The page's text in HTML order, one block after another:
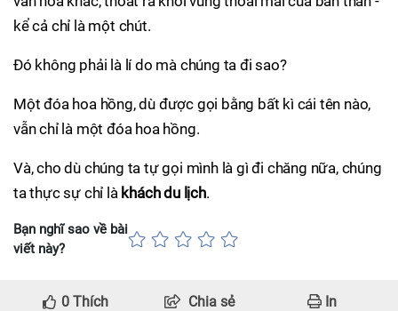
kể cả chỉ là một chút.
Đó không phải là lí do mà chúng ta đi sao?
Một đóa hoa hồng, dù được gọi bằng bất kì cái tên nào,
vẫn chỉ là một đóa hoa hồng.
Và, cho dù chúng ta tự gọi mình là gì đi chăng nữa, chúng
ta thực sự chỉ là khách du lịch.
Bạn nghĩ sao về bài
viết này?
0 Thích Chia sẻ In